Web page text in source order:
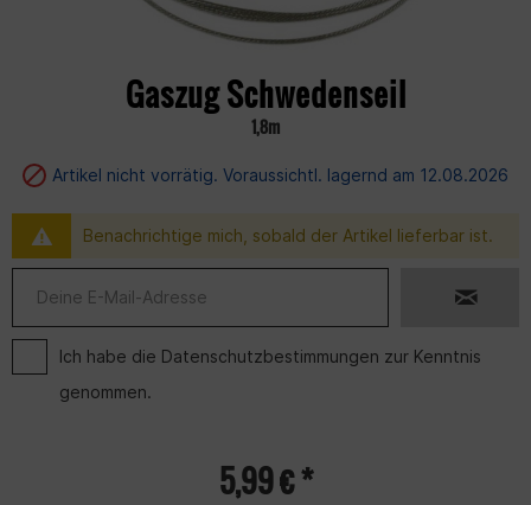
Gaszug Schwedenseil
1,8m
Artikel nicht vorrätig. Voraussichtl. lagernd am 12.08.2026
Benachrichtige mich, sobald der Artikel lieferbar ist.
Ich habe die Datenschutzbestimmungen zur Kenntnis
genommen.
5,99 € *